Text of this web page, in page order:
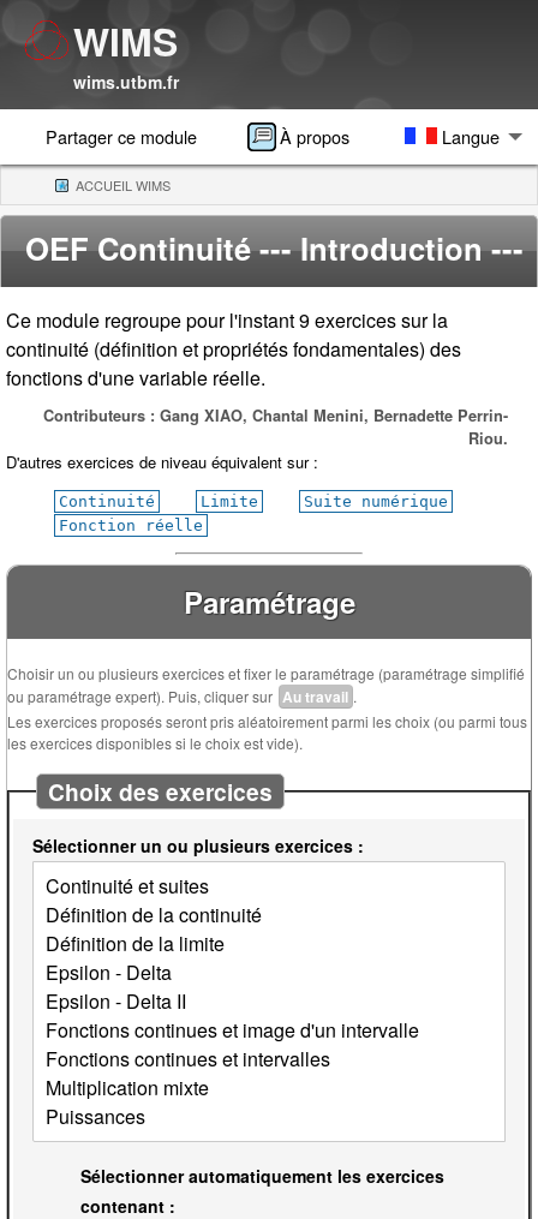
WIMS
wims.utbm.fr
Partager ce module À propos Langue
ACCUEIL WIMS(CURRENT)
OEF Continuité--- Introduction ---
Ce module regroupe pour l'instant 9 exercices sur la
continuité (définition et propriétés fondamentales) des
fonctions d'une variable réelle.
Contributeurs : Gang XIAO, Chantal Menini, Bernadette Perrin-
Riou.
D'autres exercices de niveau équivalent sur :
Continuité Limite
Suite numérique
Fonction réelle
Paramétrage
Choisir un ou plusieurs exercices et fixer le paramétrage (paramétrage simplifié
ou paramétrage expert). Puis, cliquer sur Au travail .
Les exercices proposés seront pris aléatoirement parmi les choix (ou parmi tous
les exercices disponibles si le choix est vide).
Choix des exercices
Sélectionner un ou plusieurs exercices :
Sélectionner automatiquement les exercices
contenant :